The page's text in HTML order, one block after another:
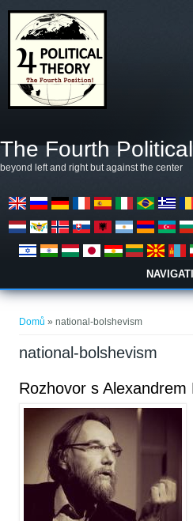
The Fourth
beyond left and right but against the center
Jste zde
Domů » national-bolshevism
national-bolshevism
Rozhovor s Alexandrem